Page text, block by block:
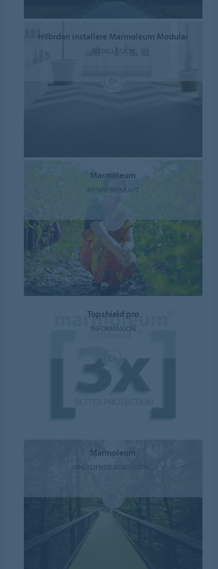
Hvordan installere Marmoleum Modular
INSTALLASJON
Marmoleum
MENNESKESKAPT
Topshield pro
INFORMASJON
Marmoleum
INNLEDENDE RENGJØRING